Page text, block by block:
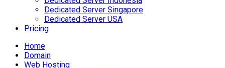
Dedicated Server Singapore
Dedicated Server USA
Pricing
Home
Domain
Web Hosting